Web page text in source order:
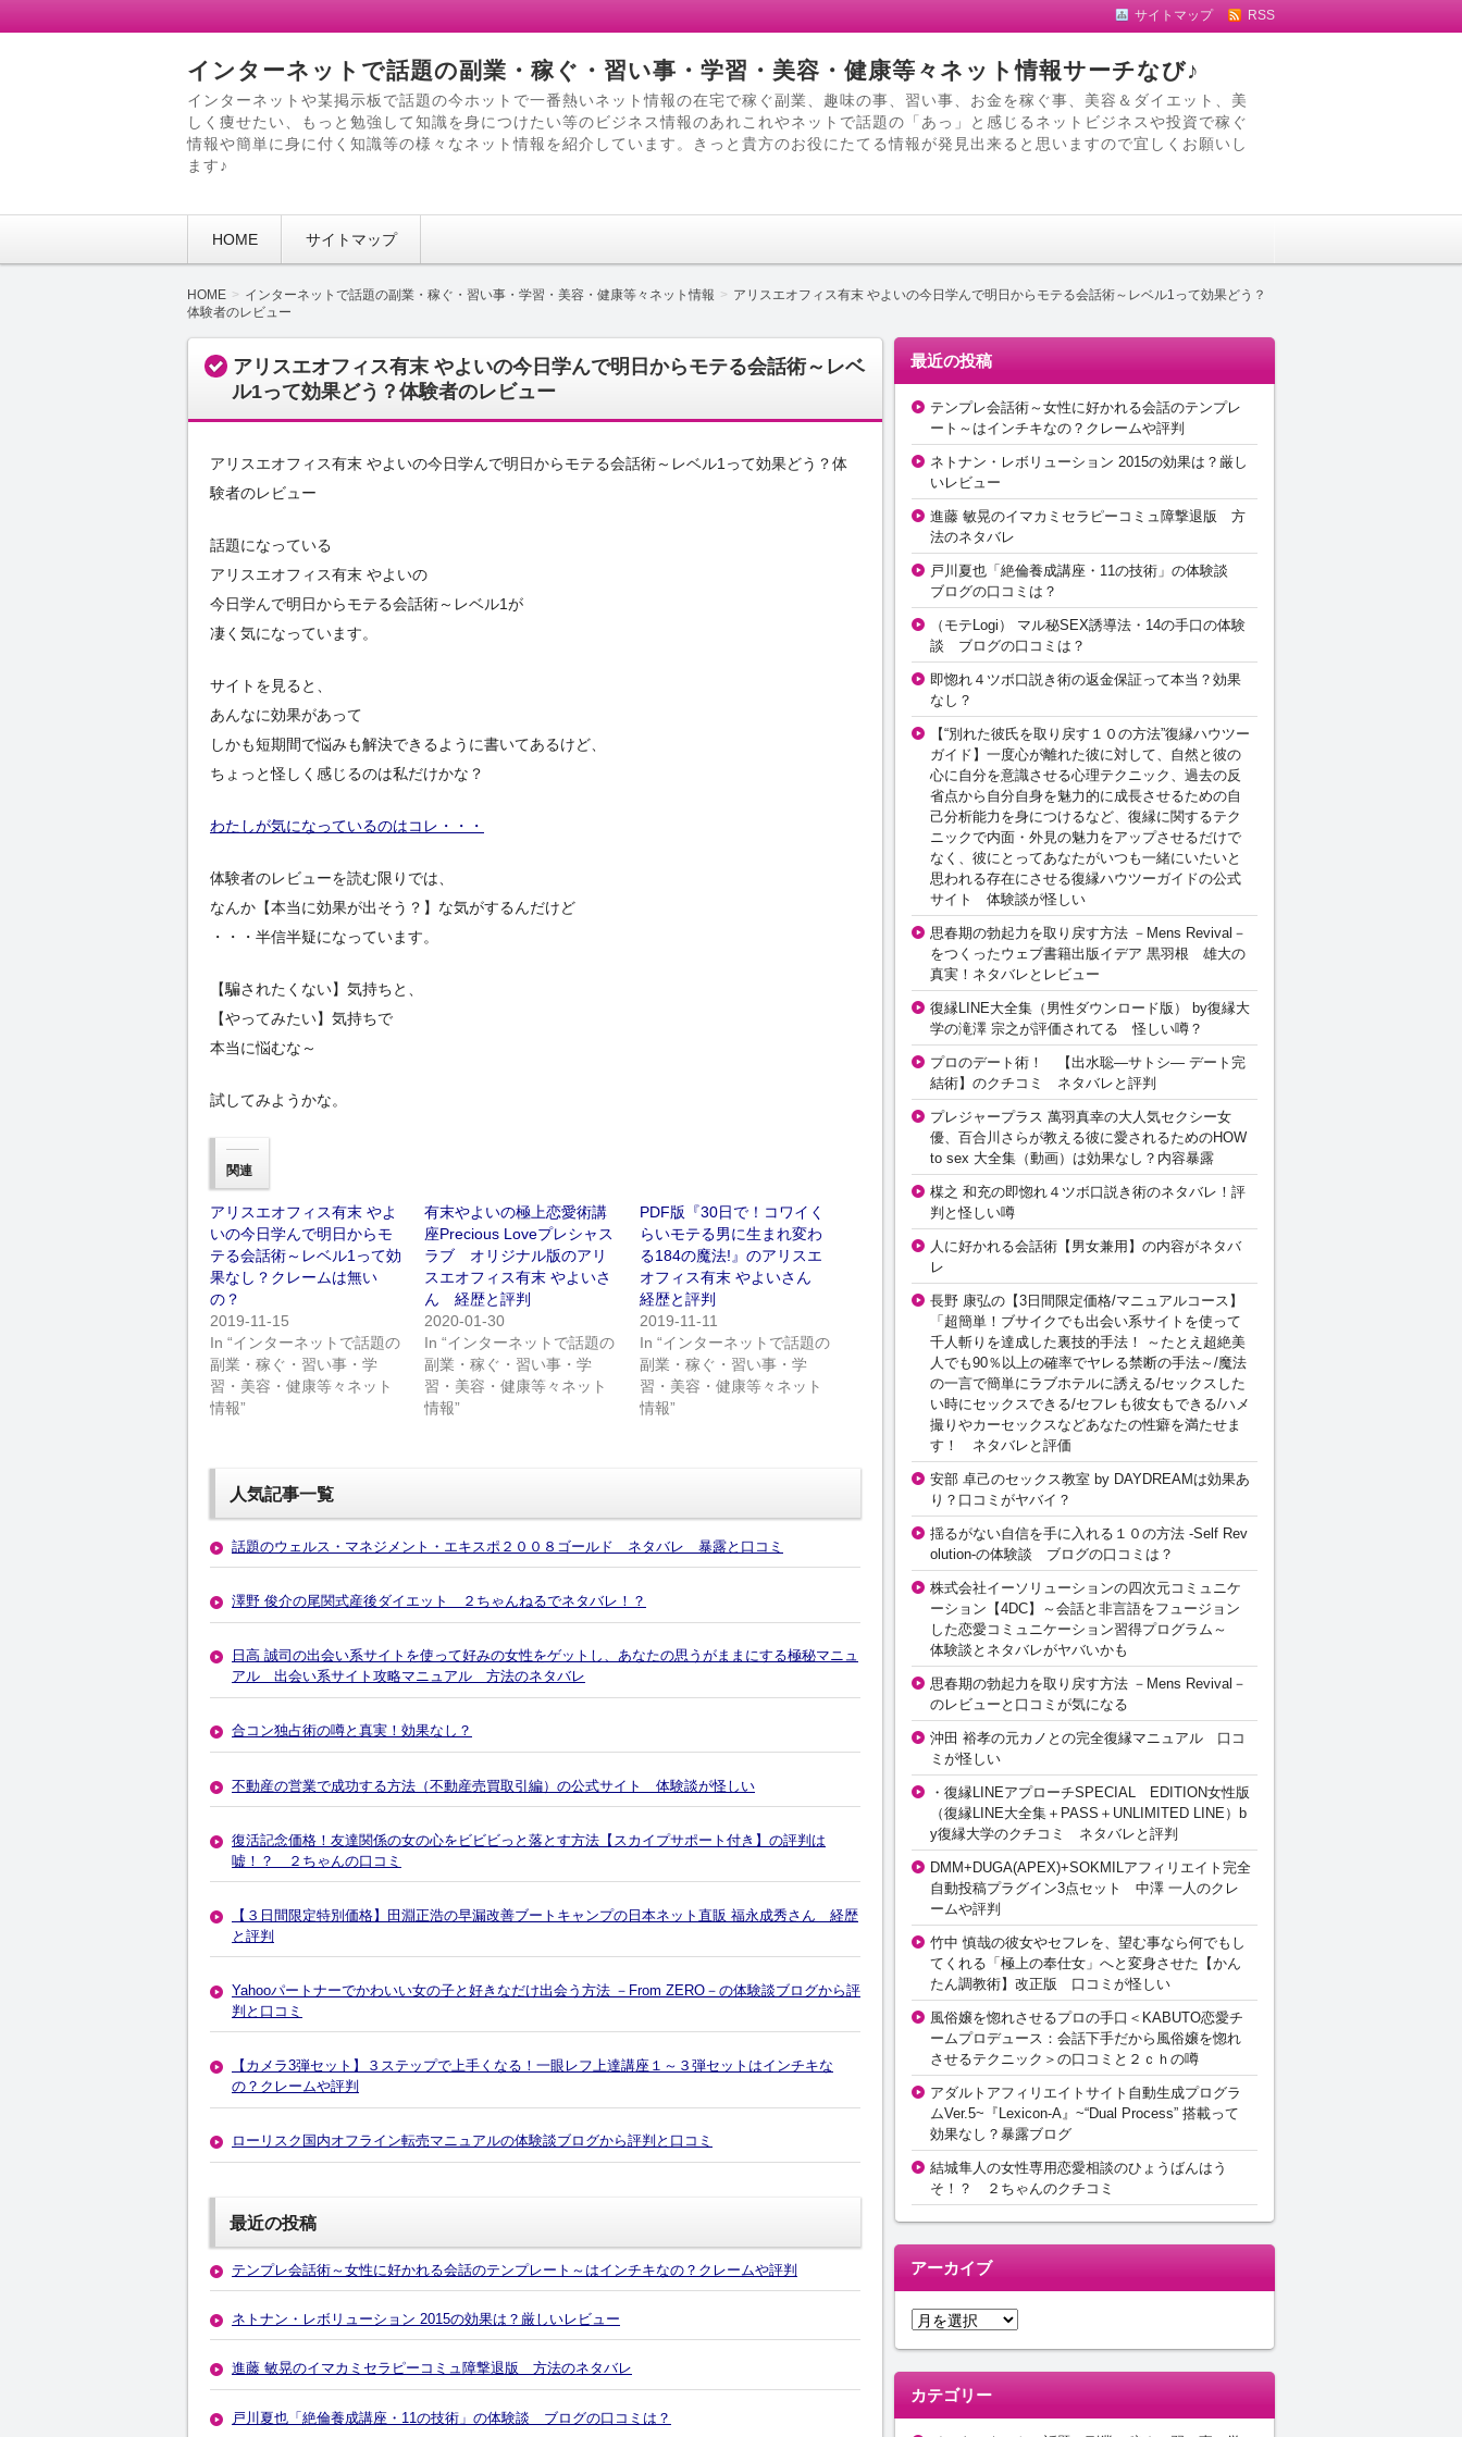
サイトマップ RSS
インターネットで話題の副業・稼ぐ・習い事・学習・美容・健康等々ネット情報サーチなび♪
インターネットや某掲示板で話題の今ホットで一番熱いネット情報の在宅で稼ぐ副業、趣味の事、習い事、お金を稼ぐ事、美容＆ダイエット、美
しく痩せたい、もっと勉強して知識を身につけたい等のビジネス情報のあれこれやネットで話題の「あっ」と感じるネットビジネスや投資で稼ぐ
情報や簡単に身に付く知識等の様々なネット情報を紹介しています。きっと貴方のお役にたてる情報が発見出来ると思いますので宜しくお願いし
ます♪
HOME サイトマップ
HOME インターネットで話題の副業・稼ぐ・習い事・学習・美容・健康等々ネット情報
アリスエオフィス有末 やよいの今日学んで明日からモテる会話術～レベル1って効果どう？
体験者のレビュー
アリスエオフィス有末 やよいの今日学んで明日からモテる会話術～レベ
ル1って効果どう？体験者のレビュー
アリスエオフィス有末 やよいの今日学んで明日からモテる会話術～レベル1って効果どう？体
験者のレビュー
話題になっている
アリスエオフィス有末 やよいの
今日学んで明日からモテる会話術～レベル1が
凄く気になっています。
サイトを見ると、
あんなに効果があって
しかも短期間で悩みも解決できるように書いてあるけど、
ちょっと怪しく感じるのは私だけかな？
わたしが気になっているのはコレ・・・
体験者のレビューを読む限りでは、
なんか【本当に効果が出そう？】な気がするんだけど
・・・半信半疑になっています。
【騙されたくない】気持ちと、
【やってみたい】気持ちで
本当に悩むな～
試してみようかな。
関連
アリスエオフィス有末 やよ
いの今日学んで明日からモ
テる会話術～レベル1って効
果なし？クレームは無い
の？
2019-11-15
In “インターネットで話題の
副業・稼ぐ・習い事・学
習・美容・健康等々ネット
情報”
有末やよいの極上恋愛術講
座Precious Loveプレシャス
ラブ オリジナル版のアリ
スエオフィス有末 やよいさ
ん 経歴と評判
2020-01-30
In “インターネットで話題の
副業・稼ぐ・習い事・学
習・美容・健康等々ネット
情報”
PDF版『30日で！コワイく
らいモテる男に生まれ変わ
る184の魔法!』のアリスエ
オフィス有末 やよいさん
経歴と評判
2019-11-11
In “インターネットで話題の
副業・稼ぐ・習い事・学
習・美容・健康等々ネット
情報”
人気記事一覧
話題のウェルス・マネジメント・エキスポ２００８ゴールド ネタバレ 暴露と口コミ
澤野 俊介の尾関式産後ダイエット ２ちゃんねるでネタバレ！？
日高 誠司の出会い系サイトを使って好みの女性をゲットし、あなたの思うがままにする極秘マニュ
アル 出会い系サイト攻略マニュアル 方法のネタバレ
合コン独占術の噂と真実！効果なし？
不動産の営業で成功する方法（不動産売買取引編）の公式サイト 体験談が怪しい
復活記念価格！友達関係の女の心をビビビっと落とす方法【スカイプサポート付き】の評判は
嘘！？ ２ちゃんの口コミ
【３日間限定特別価格】田淵正浩の早漏改善ブートキャンプの日本ネット直販 福永成秀さん 経歴
と評判
Yahooパートナーでかわいい女の子と好きなだけ出会う方法 －From ZERO－の体験談ブログから評
判と口コミ
【カメラ3弾セット】３ステップで上手くなる！一眼レフ上達講座１～３弾セットはインチキな
の？クレームや評判
ローリスク国内オフライン転売マニュアルの体験談ブログから評判と口コミ
最近の投稿
テンプレ会話術～女性に好かれる会話のテンプレート～はインチキなの？クレームや評判
ネトナン・レボリューション 2015の効果は？厳しいレビュー
進藤 敏晃のイマカミセラピーコミュ障撃退版 方法のネタバレ
戸川夏也「絶倫養成講座・11の技術」の体験談 ブログの口コミは？
最近の投稿
テンプレ会話術～女性に好かれる会話のテンプレ
ート～はインチキなの？クレームや評判
ネトナン・レボリューション 2015の効果は？厳し
いレビュー
進藤 敏晃のイマカミセラピーコミュ障撃退版 方
法のネタバレ
戸川夏也「絶倫養成講座・11の技術」の体験談
ブログの口コミは？
（モテLogi） マル秘SEX誘導法・14の手口の体験
談 ブログの口コミは？
即惚れ４ツボ口説き術の返金保証って本当？効果
なし？
【“別れた彼氏を取り戻す１０の方法”復縁ハウツー
ガイド】一度心が離れた彼に対して、自然と彼の
心に自分を意識させる心理テクニック、過去の反
省点から自分自身を魅力的に成長させるための自
己分析能力を身につけるなど、復縁に関するテク
ニックで内面・外見の魅力をアップさせるだけで
なく、彼にとってあなたがいつも一緒にいたいと
思われる存在にさせる復縁ハウツーガイドの公式
サイト 体験談が怪しい
思春期の勃起力を取り戻す方法 －Mens Revival－
をつくったウェブ書籍出版イデア 黒羽根 雄大の
真実！ネタバレとレビュー
復縁LINE大全集（男性ダウンロード版） by復縁大
学の滝澤 宗之が評価されてる 怪しい噂？
プロのデート術！ 【出水聡―サトシ― デート完
結術】のクチコミ ネタバレと評判
プレジャープラス 萬羽真幸の大人気セクシー女
優、百合川さらが教える彼に愛されるためのHOW
to sex 大全集（動画）は効果なし？内容暴露
楳之 和充の即惚れ４ツボ口説き術のネタバレ！評
判と怪しい噂
人に好かれる会話術【男女兼用】の内容がネタバ
レ
長野 康弘の【3日間限定価格/マニュアルコース】
「超簡単！ブサイクでも出会い系サイトを使って
千人斬りを達成した裏技的手法！ ～たとえ超絶美
人でも90％以上の確率でヤレる禁断の手法～/魔法
の一言で簡単にラブホテルに誘える/セックスした
い時にセックスできる/セフレも彼女もできる/ハメ
撮りやカーセックスなどあなたの性癖を満たせま
す！ ネタバレと評価
安部 卓己のセックス教室 by DAYDREAMは効果あ
り？口コミがヤバイ？
揺るがない自信を手に入れる１０の方法 -Self Rev
olution-の体験談 ブログの口コミは？
株式会社イーソリューションの四次元コミュニケ
ーション【4DC】～会話と非言語をフュージョン
した恋愛コミュニケーション習得プログラム～
体験談とネタバレがヤバいかも
思春期の勃起力を取り戻す方法 －Mens Revival－
のレビューと口コミが気になる
沖田 裕孝の元カノとの完全復縁マニュアル 口コ
ミが怪しい
・復縁LINEアプローチSPECIAL EDITION女性版
（復縁LINE大全集＋PASS＋UNLIMITED LINE）b
y復縁大学のクチコミ ネタバレと評判
DMM+DUGA(APEX)+SOKMILアフィリエイト完全
自動投稿プラグイン3点セット 中澤 一人のクレ
ームや評判
竹中 慎哉の彼女やセフレを、望む事なら何でもし
てくれる「極上の奉仕女」へと変身させた【かん
たん調教術】改正版 口コミが怪しい
風俗嬢を惚れさせるプロの手口＜KABUTO恋愛チ
ームプロデュース：会話下手だから風俗嬢を惚れ
させるテクニック＞の口コミと２ｃｈの噂
アダルトアフィリエイトサイト自動生成プログラ
ムVer.5~『Lexicon-A』~“Dual Process” 搭載って
効果なし？暴露ブログ
結城隼人の女性専用恋愛相談のひょうばんはう
そ！？ ２ちゃんのクチコミ
アーカイブ
ア
イ
カテゴリー